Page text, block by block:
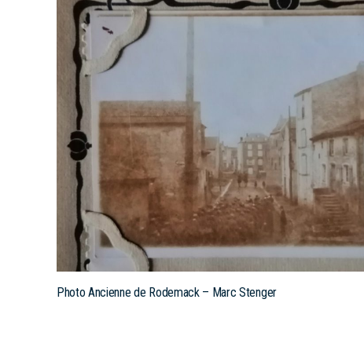
Photo Ancienne de Rodemack – Marc Stenger